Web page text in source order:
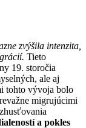
zvýšila intenzita,
Tieto
19. storočia
ale aj
tohto vývoja bolo
migrujúcimi
a pokles